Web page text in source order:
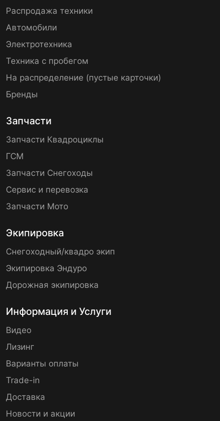
Распродажа техники
Автомобили
Электротехника
Техника с пробегом
На распределение (пустые карточки)
Бренды
Запчасти
Запчасти Квадроциклы
ГСМ
Запчасти Снегоходы
Сервис и перевозка
Запчасти Мото
Экипировка
Снегоходный/квадро экип
Экипировка Эндуро
Дорожная экипировка
Информация и Услуги
Видео
Лизинг
Варианты оплаты
Trade-in
Доставка
Новости и акции